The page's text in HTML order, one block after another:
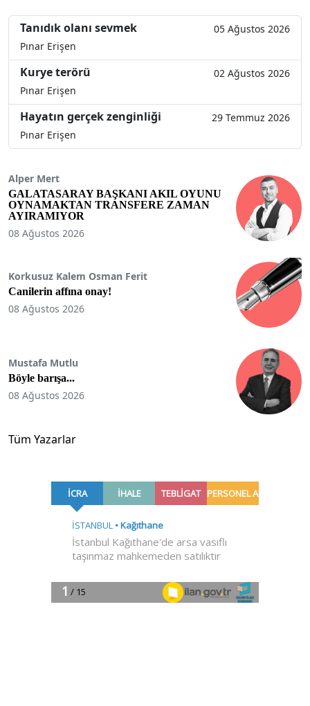
Tanıdık olanı sevmek
05 Ağustos 2026
Pınar Erişen
Kurye terörü
02 Ağustos 2026
Pınar Erişen
Hayatın gerçek zenginliği
29 Temmuz 2026
Pınar Erişen
Alper Mert
GALATASARAY BAŞKANI AKIL OYUNU
OYNAMAKTAN TRANSFERE ZAMAN
AYIRAMIYOR
08 Ağustos 2026
Korkusuz Kalem Osman Ferit
Canilerin affına onay!
08 Ağustos 2026
Mustafa Mutlu
Böyle barışa...
08 Ağustos 2026
Tüm Yazarlar